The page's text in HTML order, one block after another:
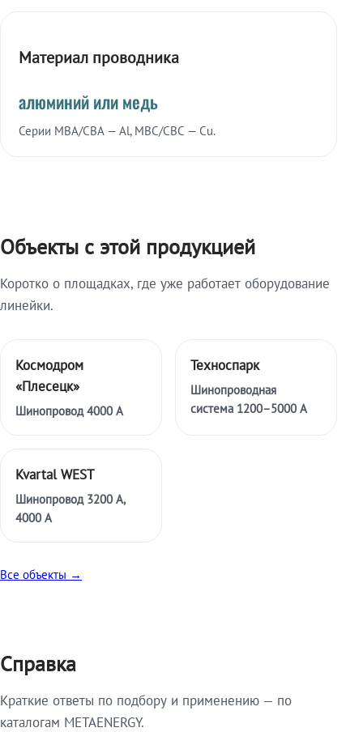
Материал проводника
алюминий или медь
Серии МВА/СВА — Al, МВС/СВС — Cu.
Объекты с этой продукцией
Коротко о площадках, где уже работает оборудование
линейки.
Космодром
«Плесецк»
Шинопровод 4000 А
Техноспарк
Шинопроводная
система 1200–5000 А
Kvartal WEST
Шинопровод 3200 А,
4000 А
Все объекты →
Справка
Краткие ответы по подбору и применению — по
каталогам METAENERGY.